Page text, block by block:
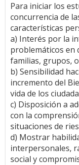
Para iniciar los
concurrencia de
características
a) Interés por la
problemáticos en
familias, grupos,
b) Sensibilidad
incremento del
vida de los
c) Disposición a
con la
situaciones de
d) Mostrar
interpersonales,
social y